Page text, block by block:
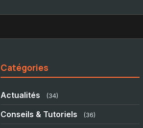
Catégories
Actualités (34)
Conseils & Tutoriels (36)